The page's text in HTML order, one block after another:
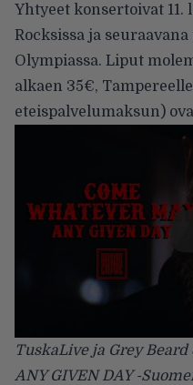
Yhtyeet konsertoivat
Rocksissa ja
Olympiassa. Liput
alkaen 35€,
eteispalvelumaksun)
TuskaLive ja Grey Beard
ANY GIVEN DAY -